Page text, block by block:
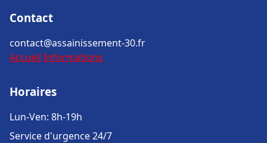
Contact
contact@assainissement-30.fr
Accueil Informations
Horaires
Lun-Ven: 8h-19h
Service d'urgence 24/7